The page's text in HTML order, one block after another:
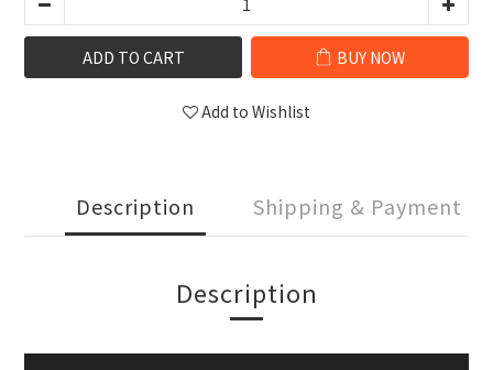
ADD TO CART BUY NOW
Add to Wishlist
Description Shipping & Payment
Description